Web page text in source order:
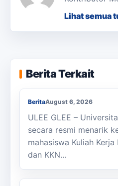
Lihat semua
Berita Terkait
KKN Usai, KOSI USK
Masyarakat Bandar Dua
BeritaAugust 6, 2026
ULEE GLEE –
secara resmi menarik
mahasiswa Kuliah
dan KKN…
Berjalan Kaki ke
SMAN 1 Julok Butuh